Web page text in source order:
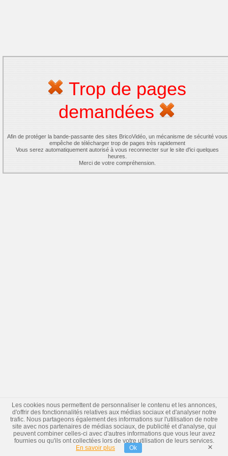
Trop de pages
demandées
Afin de protéger la bande-passante des sites BricoVidéo, un mécanisme de sécurité vous
empêche de télécharger trop de pages très rapidement
Vous serez automatiquement autorisé à vous reconnecter sur le site d'ici quelques
heures.
Merci de votre compréhension.
Les cookies nous permettent de personnaliser le contenu et les annonces,
d'offrir des fonctionnalités relatives aux médias sociaux et d'analyser notre
trafic. Nous partageons également des informations sur l'utilisation de notre
site avec nos partenaires de médias sociaux, de publicité et d'analyse, qui
peuvent combiner celles-ci avec d'autres informations que vous leur avez
fournies ou qu'ils ont collectées lors de votre utilisation de leurs services.
En savoir plus
Ok ×